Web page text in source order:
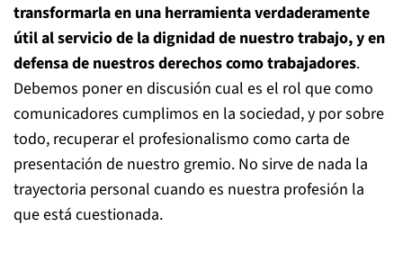
transformarla en una herramienta verdaderamente
útil al servicio de la dignidad de nuestro trabajo, y en
defensa de nuestros derechos como trabajadores.
Debemos poner en discusión cual es el rol que como
comunicadores cumplimos en la sociedad, y por sobre
todo, recuperar el profesionalismo como carta de
presentación de nuestro gremio. No sirve de nada la
trayectoria personal cuando es nuestra profesión la
que está cuestionada.